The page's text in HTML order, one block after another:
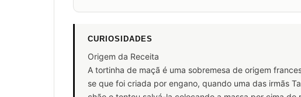
CURIOSIDADES
Origem da Receita
A tortinha de maçã é uma sobremesa de origem
se que foi criada por engano, quando uma das irmãs